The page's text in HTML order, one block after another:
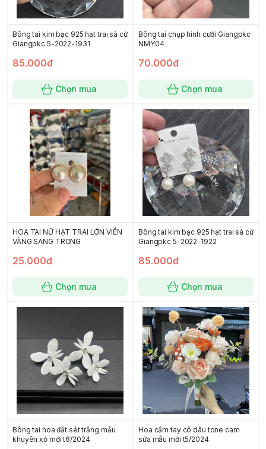
Bông tai kim bạc 925 hạt trai sà cừ
Giangpkc 5-2022-1931
85.000đ
Chọn mua
Bông tai chụp hình cưới Giangpkc
NMY04
70.000đ
Chọn mua
HOA TAI NỮ HẠT TRAI LỚN VIỀN
VÀNG SANG TRỌNG
25.000đ
Chọn mua
Bông tai kim bạc 925 hạt trai sà cừ
Giangpkc 5-2022-1922
85.000đ
Chọn mua
Bông tai hoa đất sét trắng mẫu
khuyên xỏ mới t6/2024
Hoa cầm tay cô dâu tone cam
sữa mẫu mới t5/2024